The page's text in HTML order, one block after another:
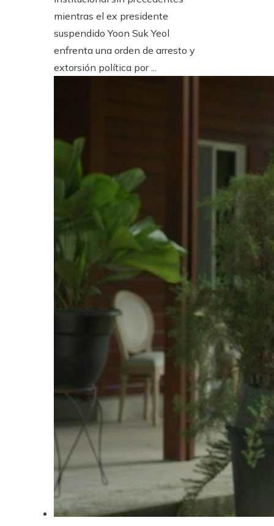
mientras el ex presidente
suspendido Yoon Suk Yeol
enfrenta una orden de arresto y
extorsión política por ...